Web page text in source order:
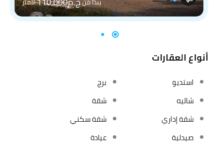
أنواع العقارات
استديو
برج
شاليه
شقة
شقة إداري
شقة سكني
صيدلية
عيادة